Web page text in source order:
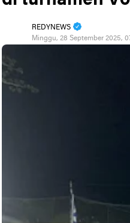
REDYNEWS
Minggu, 28 September 2025,